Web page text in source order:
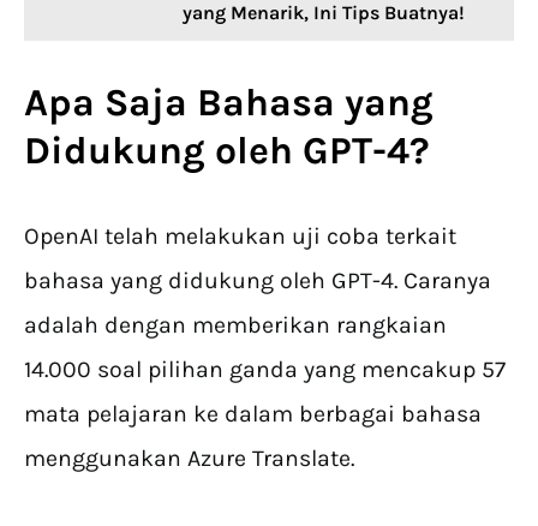
yang Menarik, Ini Tips Buatnya!
Apa Saja Bahasa yang
Didukung oleh GPT-4?
OpenAI telah melakukan uji coba terkait
bahasa yang didukung oleh GPT-4. Caranya
adalah dengan memberikan rangkaian
14.000 soal pilihan ganda yang mencakup 57
mata pelajaran ke dalam berbagai bahasa
menggunakan Azure Translate.